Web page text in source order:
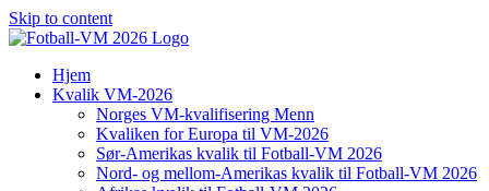
Skip to content
Hjem
Kvalik VM-2026
Norges VM-kvalifisering Menn
Kvaliken for Europa til VM-2026
Sør-Amerikas kvalik til Fotball-VM 2026
Nord- og mellom-Amerikas kvalik til Fotball-VM 2026